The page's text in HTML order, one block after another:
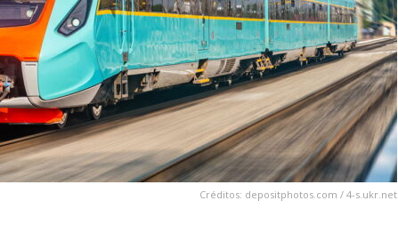
Créditos: depositphotos.com / 4-s.ukr.net